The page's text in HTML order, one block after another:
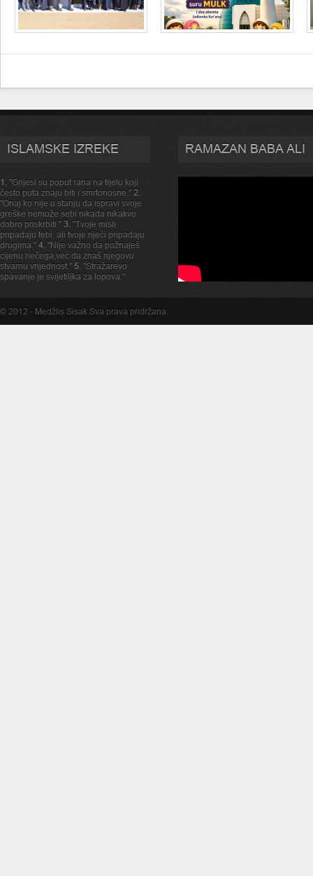
ISLAMSKE IZREKE
1. "Grijesi su poput rana na tijelu koji
često puta znaju biti i smrtonosne." 2.
"Onaj ko nije u stanju da ispravi svoje
greške nemože sebi nikada nikakvo
dobro priskrbiti." 3. "Tvoje misli
pripadaju tebi, ali tvoje rijeći pripadaju
drugima." 4. "Nije važno da požnaješ
cijenu nečega,već da znaš njegovu
stvarnu vrijednost." 5. "Stražarevo
spavanje je svijetiljka za lopova."
RAMAZAN BABA ALI
© 2012 - Medžlis Sisak.Sva prava pridržana.